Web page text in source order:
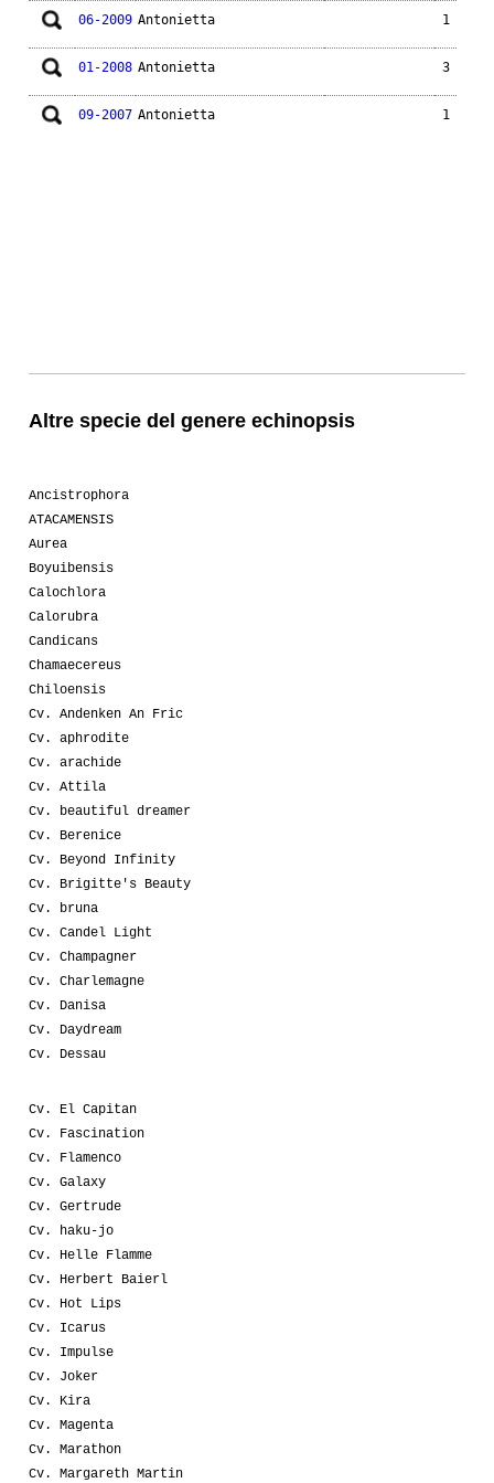
06-2009 Antonietta 1
01-2008 Antonietta 3
09-2007 Antonietta 1
Altre specie del genere echinopsis
Ancistrophora
ATACAMENSIS
Aurea
Boyuibensis
Calochlora
Calorubra
Candicans
Chamaecereus
Chiloensis
Cv. Andenken An Fric
Cv. aphrodite
Cv. arachide
Cv. Attila
Cv. beautiful dreamer
Cv. Berenice
Cv. Beyond Infinity
Cv. Brigitte's Beauty
Cv. bruna
Cv. Candel Light
Cv. Champagner
Cv. Charlemagne
Cv. Danisa
Cv. Daydream
Cv. Dessau
Cv. El Capitan
Cv. Fascination
Cv. Flamenco
Cv. Galaxy
Cv. Gertrude
Cv. haku-jo
Cv. Helle Flamme
Cv. Herbert Baierl
Cv. Hot Lips
Cv. Icarus
Cv. Impulse
Cv. Joker
Cv. Kira
Cv. Magenta
Cv. Marathon
Cv. Margareth Martin